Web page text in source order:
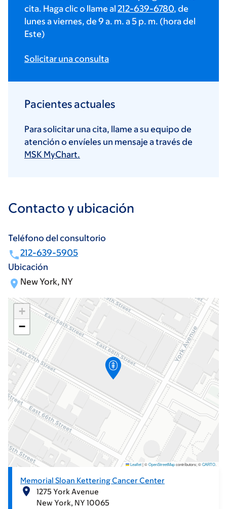
cita. Haga clic o llame al 212-639-6780, de
lunes a viernes, de 9 a. m. a 5 p. m. (hora del
Este)
Solicitar una consulta
Pacientes actuales
Para solicitar una cita, llame a su equipo de
atención o envíeles un mensaje a través de
MSK MyChart.
Contacto y ubicación
Teléfono del consultorio
212-639-5905
Ubicación
New York, NY
Memorial Sloan Kettering Cancer Center
1275 York Avenue
New York NY 10065
+
−
Leaflet|©OpenStreetMapcontributors; ©CARTO.